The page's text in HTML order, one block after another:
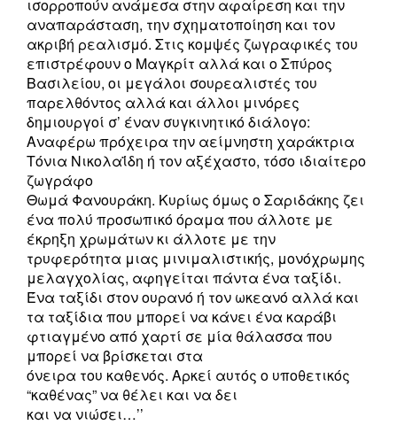
ισορροπούν ανάμεσα στην αφαίρεση και την
αναπαράσταση, την σχηματοποίηση και τον
ακριβή ρεαλισμό. Στις κομψές ζωγραφικές του
επιστρέφουν ο Μαγκρίτ αλλά και ο Σπύρος
Βασιλείου, οι μεγάλοι σουρεαλιστές του
παρελθόντος αλλά και άλλοι μινόρες
δημιουργοί σ’ έναν συγκινητικό διάλογο:
Αναφέρω πρόχειρα την αείμνηστη χαράκτρια
Τόνια Νικολαΐδη ή τον αξέχαστο, τόσο ιδιαίτερο
ζωγράφο
Θωμά Φανουράκη. Κυρίως όμως ο Σαριδάκης ζει
ένα πολύ προσωπικό όραμα που άλλοτε με
έκρηξη χρωμάτων κι άλλοτε με την
τρυφερότητα μιας μινιμαλιστικής, μονόχρωμης
μελαγχολίας, αφηγείται πάντα ένα ταξίδι.
Ένα ταξίδι στον ουρανό ή τον ωκεανό αλλά και
τα ταξίδια που μπορεί να κάνει ένα καράβι
φτιαγμένο από χαρτί σε μία θάλασσα που
μπορεί να βρίσκεται στα
όνειρα του καθενός. Αρκεί αυτός ο υποθετικός
“καθένας” να θέλει και να δει
και να νιώσει…’’